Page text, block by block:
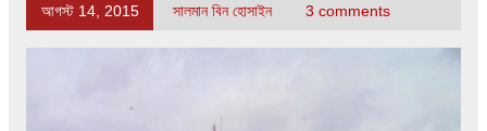
আগস্ট 14, 2015 সালমান বিন হোসাইন 3 comments